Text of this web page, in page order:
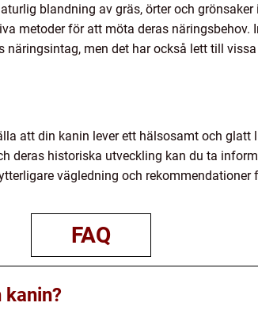
blandning av gräs, örter och grönsaker
metoder för att möta deras näringsbehov.
men det har också lett till
att din kanin lever ett hälsosamt och glatt
deras historiska utveckling kan du ta
vägledning och
FAQ